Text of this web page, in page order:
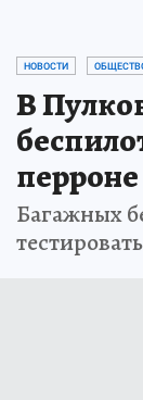
НОВОСТИ
В
перроне
Багажных